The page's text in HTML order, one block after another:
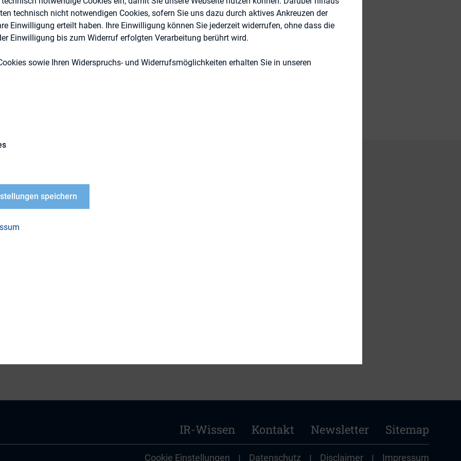
Berichterstattung, Kapitalmarktrecht
hat am 06.02.2015 den Referentenentwurf eines Gesetzes
Änderungsrichtlinie veröffentlicht. Die
aus dem Jahr 2004 dar und ist bis Ende November 2015 in
IR-Wissen Kontakt Newsletter Sitemap
Cookie Einstellungen | Datenschutz | Disclaimer | Impressum
technisch nicht notwendigen Cookies, sofern Sie uns dazu durch aktives Ankreuzen der
Einwilligung erteilt haben. Ihre Einwilligung können Sie jederzeit widerrufen, ohne dass die
Einwilligung bis zum Widerruf erfolgten Verarbeitung berührt wird.
sowie Ihren Widerspruchs- und Widerrufsmöglichkeiten erhalten Sie in unseren
speichern